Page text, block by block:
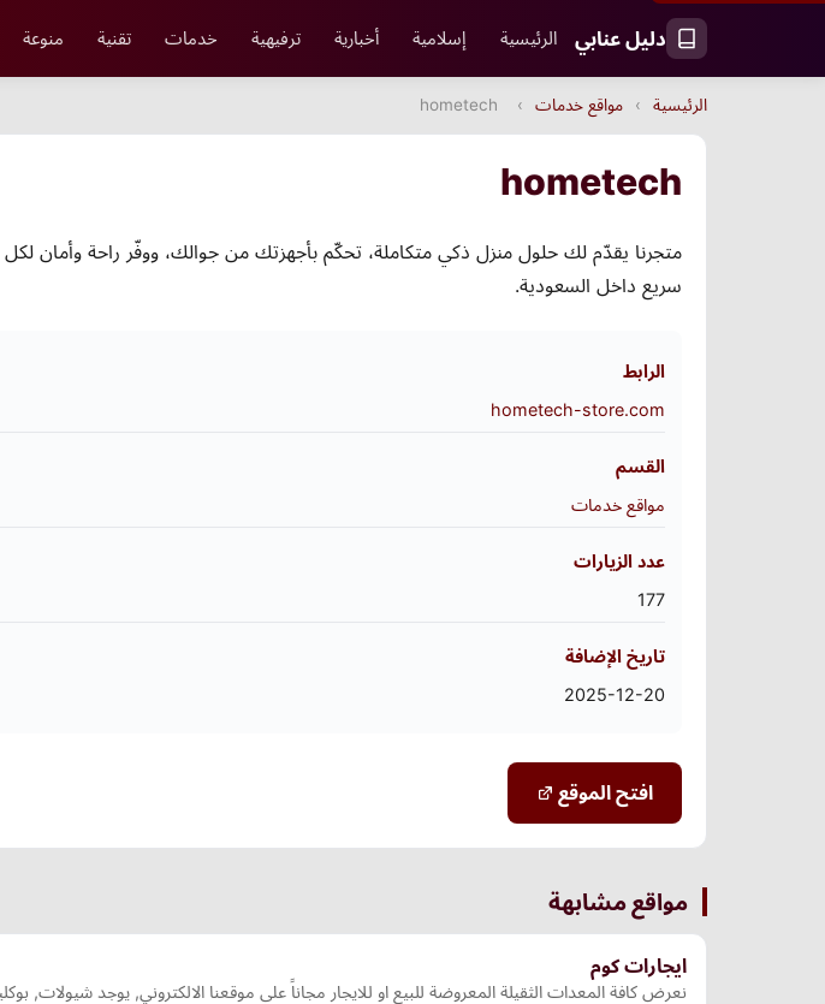
دليل عنابي الرئيسية إسلامية أخبارية ترفيهية خدمات تقنية منوعة
الرئيسية › مواقع خدمات ›
hometech
hometech
متجرنا يقدّم لك حلول منزل ذكي متكاملة، تحكّم بأجهزتك من جوالك، ووفّر راحة وأمان
سريع داخل السعودية.
الرابط
hometech-store.com
القسم
مواقع خدمات
عدد الزيارات
177
تاريخ الإضافة
2025-12-20
افتح الموقع
مواقع مشابهة
ايجارات كوم
نعرض كافة المعدات الثقيلة المعروضة للبيع او للايجار مجاناً على موقعنا الالكتروني, يوجد